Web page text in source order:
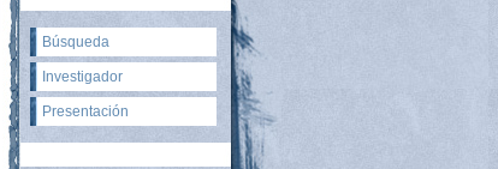
Búsqueda
Investigador
Presentación